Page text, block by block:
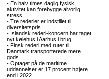
- En halv times daglig fysisk
aktivitet kan forebygge alvorlig
stress
- Tre rederier er indstillet til
diversitetspris
- Islandsk rederi-koncern har taget
nyt kølehus i Aarhus i brug
- Finsk rederi med ruter til
Danmark transporterede mere
gods
- Optaget på de maritime
uddannelser er 17 procent højere
end i 2022